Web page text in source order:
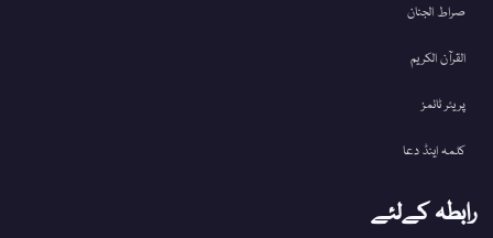
صراط الجنان
القرآن الکریم
پریئر ٹائمز
کلمہ اینڈ دعا
رابطہ کےلئے